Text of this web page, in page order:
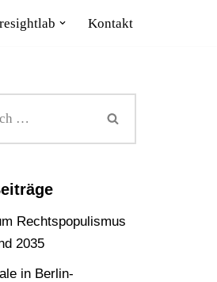
Kontakt
Rechtspopulismus
2035
in Berlin-